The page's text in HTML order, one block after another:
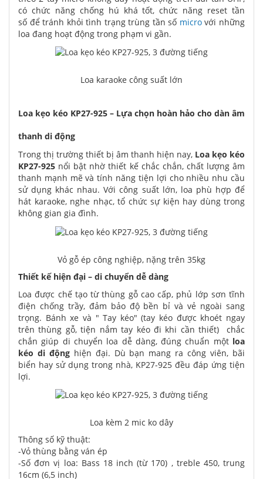
có chức năng chống hú khá tốt, chức năng reset tần
số để tránh khỏi tình trạng trùng tần số microvới những
loa đang hoạt động trong phạm vi gần.
Loa karaoke công suất lớn
Loa kẹo kéo KP27-925 – Lựa chọn hoàn hảo cho dàn âm
thanh di động
Trong thị trường thiết bị âm thanh hiện nay, Loa kẹo kéo
KP27-925 nổi bật nhờ thiết kế chắc chắn, chất lượng âm
thanh mạnh mẽ và tính năng tiện lợi cho nhiều nhu cầu
sử dụng khác nhau. Với công suất lớn, loa phù hợp để
hát karaoke, nghe nhạc, tổ chức sự kiện hay dùng trong
không gian gia đình.
Vỏ gỗ ép công nghiệp, nặng trên 35kg
Thiết kế hiện đại – di chuyển dễ dàng
Loa được chế tạo từ thùng gỗ cao cấp, phủ lớp sơn tĩnh
điện chống trầy, đảm bảo độ bền bỉ và vẻ ngoài sang
trọng. Bánh xe và " Tay kéo" (tay kéo được khoét ngay
trên thùng gỗ, tiện nắm tay kéo đi khi cần thiết) chắc
chắn giúp di chuyển loa dễ dàng, đúng chuẩn một loa
kéo di độnghiện đại. Dù bạn mang ra công viên, bãi
biển hay sử dụng trong nhà, KP27-925 đều đáp ứng tiện
lợi.
Loa kèm 2 mic ko dây
Thông số kỹ thuật:
-Vỏ thùng bằng ván ép
-Số đơn vị loa: Bass 18 inch (từ 170) , treble 450, trung
16cm (6,5 inch)